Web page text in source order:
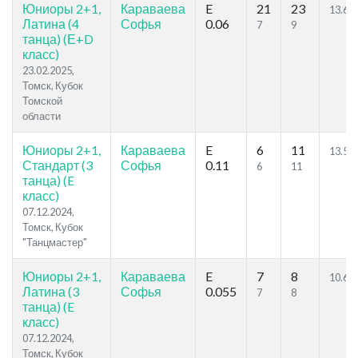
Юниоры 2+1,
Латина (4
танца) (Е+D
класс)
23.02.2025,
Томск, Кубок
Томской
области
Караваева
Софья
E
0.06
21
7
23
9
13.62
Юниоры 2+1,
Стандарт (3
танца) (E
класс)
07.12.2024,
Томск, Кубок
"Танцмастер"
Караваева
Софья
E
0.11
6
6
11
11
13.54
Юниоры 2+1,
Латина (3
танца) (E
класс)
07.12.2024,
Томск, Кубок
Караваева
Софья
E
0.055
7
7
8
8
10.69